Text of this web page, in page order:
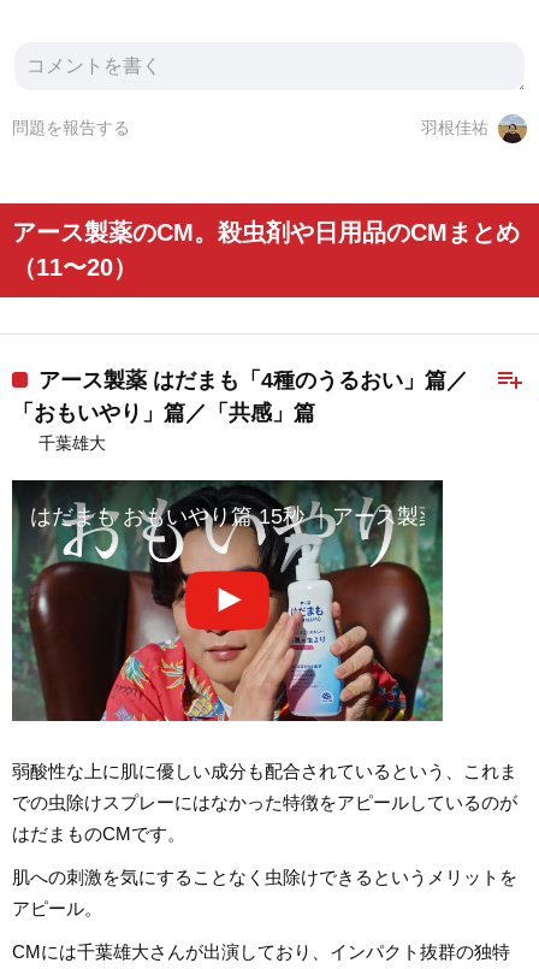
羽根佳祐
問題を報告する
アース製薬のCM。殺虫剤や日用品のCMまとめ
（11〜20）
playlist_add
アース製薬 はだまも「4種のうるおい」篇／
「おもいやり」篇／「共感」篇
千葉雄大
はだまも おもいやり篇 15秒 ｜アース製薬
弱酸性な上に肌に優しい成分も配合されているという、これま
での虫除けスプレーにはなかった特徴をアピールしているのが
はだまものCMです。
肌への刺激を気にすることなく虫除けできるというメリットを
アピール。
CMには千葉雄大さんが出演しており、インパクト抜群の独特